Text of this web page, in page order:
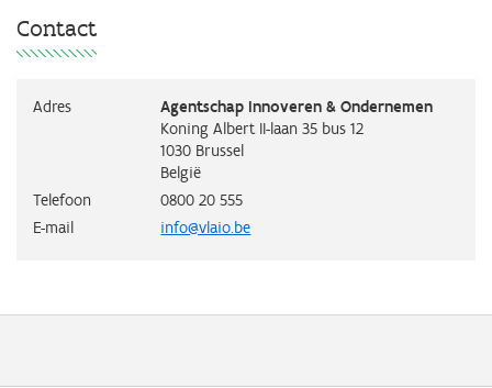
Contact
Adres
Agentschap Innoveren & Ondernemen
Koning Albert II-laan 35 bus 12
1030 Brussel
België
Telefoon
0800 20 555
E-mail
info@vlaio.be